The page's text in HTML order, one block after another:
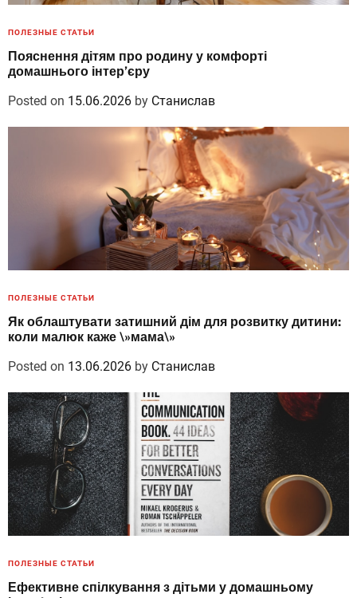
ПОЛЕЗНЫЕ СТАТЬИ
Пояснення дітям про родину у комфорті
домашнього інтер’єру
Posted on 15.06.2026 by Станислав
ПОЛЕЗНЫЕ СТАТЬИ
Як облаштувати затишний дім для розвитку дитини:
коли малюк каже \»мама\»
Posted on 13.06.2026 by Станислав
ПОЛЕЗНЫЕ СТАТЬИ
Ефективне спілкування з дітьми у домашньому